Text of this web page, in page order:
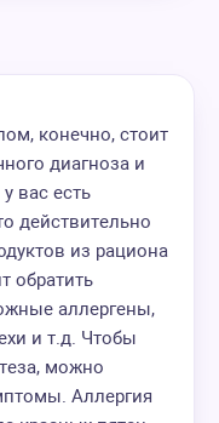
конечно, стоит
диагноза и
вас есть
действительно
из рациона
обратить
аллергены,
и т.д. Чтобы
можно
Аллергия